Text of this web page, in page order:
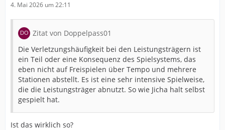
4. Mai 2026 um 22:11
Zitat von Doppelpass01
Die Verletzungshäufigkeit bei den Leistungsträgern ist
ein Teil oder eine Konsequenz des Spielsystems, das
eben nicht auf Freispielen über Tempo und mehrere
Stationen abstellt. Es ist eine sehr intensive Spielweise,
die die Leistungsträger abnutzt. So wie Jicha halt selbst
gespielt hat.
Ist das wirklich so?